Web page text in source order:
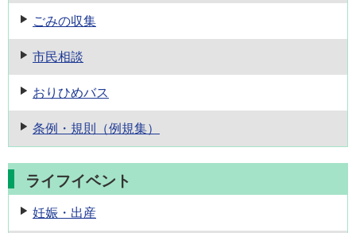
ごみの収集
市民相談
おりひめバス
条例・規則 （例規集）
ライフイベント
妊娠・出産